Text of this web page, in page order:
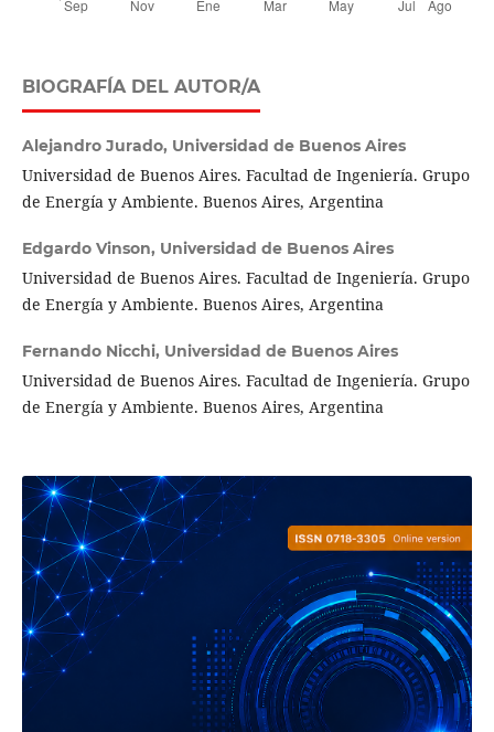
BIOGRAFÍA DEL AUTOR/A
Alejandro Jurado, Universidad de Buenos Aires
Universidad de Buenos Aires. Facultad de Ingeniería. Grupo
de Energía y Ambiente. Buenos Aires, Argentina
Edgardo Vinson, Universidad de Buenos Aires
Universidad de Buenos Aires. Facultad de Ingeniería. Grupo
de Energía y Ambiente. Buenos Aires, Argentina
Fernando Nicchi, Universidad de Buenos Aires
Universidad de Buenos Aires. Facultad de Ingeniería. Grupo
de Energía y Ambiente. Buenos Aires, Argentina